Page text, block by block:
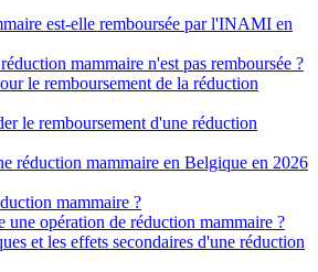
est-elle remboursée par l'INAMI en
mammaire n'est pas remboursée ?
le remboursement de la réduction
le remboursement d'une réduction
réduction mammaire en Belgique en 2026
mammaire ?
une opération de réduction mammaire ?
et les effets secondaires d'une réduction